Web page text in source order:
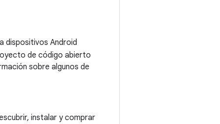
dispositivos Android
de código abierto
sobre algunos de
instalar y comprar